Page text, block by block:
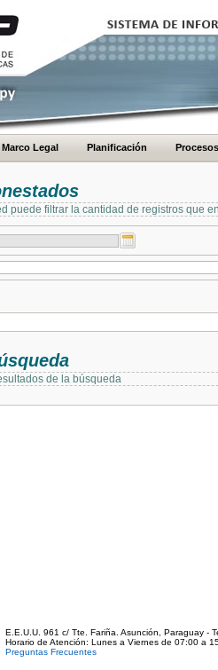
Marco Legal Planificación Procesos
puede filtrar la cantidad de registros que
de la búsqueda
E.E.U.U. 961 c/ Tte. Fariña. Asunción, Paraguay -
Horario de Atención: Lunes a Viernes de 07:00 a
Preguntas Frecuentes